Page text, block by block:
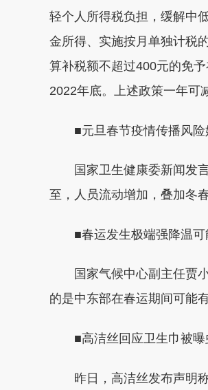
轻个人所得税负担，缓解中
金所得、实施按月单独计税
算补税额不超过400元的免
2022年底。上述政策一年可
■元旦春节疫情传播风险
国家卫生健康委新闻发言
至，人员流动增加，叠加冬
■春运发生极端强降温可
国家气候中心副主任贾小
的是中东部在春运期间可能
■高洁丝回应卫生巾被曝
昨日，高洁丝发布声明称